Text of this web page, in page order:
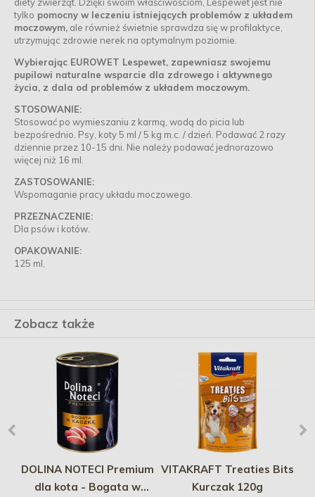
tylko pomocny w leczeniu istniejących problemów z układem
moczowym, ale również świetnie sprawdza się w profilaktyce,
utrzymując zdrowie nerek na optymalnym poziomie.
Wybierając EUROWET Lespewet, zapewniasz swojemu
pupilowi naturalne wsparcie dla zdrowego i aktywnego
życia, z dala od problemów z układem moczowym.
STOSOWANIE:
Stosować po wymieszaniu z karmą, wodą do picia lub
bezpośrednio. Psy, koty 5 ml / 5 kg m.c. / dzień. Podawać 2 razy
dziennie przez 10-15 dni. Nie należy podawać jednorazowo
więcej niż 16 ml.
ZASTOSOWANIE:
Wspomaganie pracy układu moczowego.
PRZEZNACZENIE:
Dla psów i kotów.
OPAKOWANIE:
125 ml,
Zobacz także
DOLINA NOTECI Premium
dla kota - Bogata w
VITAKRAFT Treaties Bits
Kurczak 120g